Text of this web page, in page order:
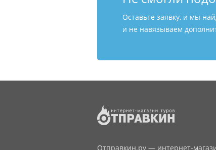
Оставьте заявку, и мы
и не навязываем
Отправкин.ру — интернет-